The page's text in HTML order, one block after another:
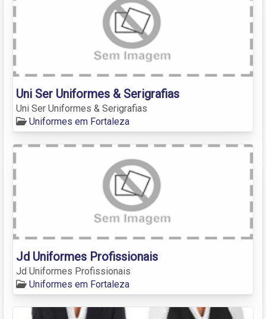
Uni Ser Uniformes & Serigrafias
Uni Ser Uniformes & Serigrafias
Uniformes em Fortaleza
Jd Uniformes Profissionais
Jd Uniformes Profissionais
Uniformes em Fortaleza